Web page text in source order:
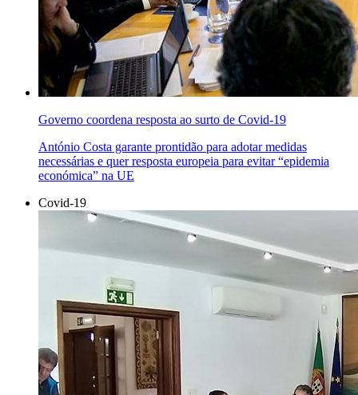
Governo coordena resposta ao surto de Covid-19
António Costa garante prontidão para adotar medidas
necessárias e quer resposta europeia para evitar “epidemia
económica” na UE
Covid-19